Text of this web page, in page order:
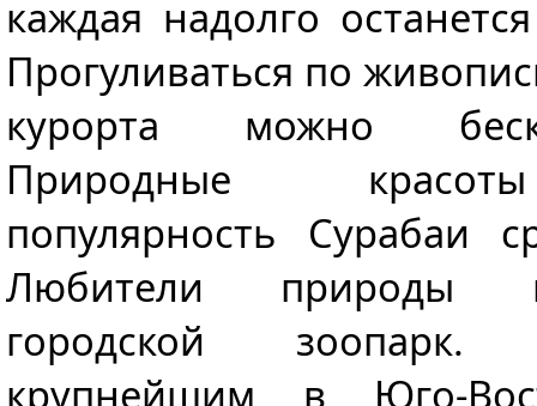
каждая надолго
Прогуливаться по
курорта можно
Природные
популярность Сурабаи
Любители природы
городской
крупнейшим в Юго-